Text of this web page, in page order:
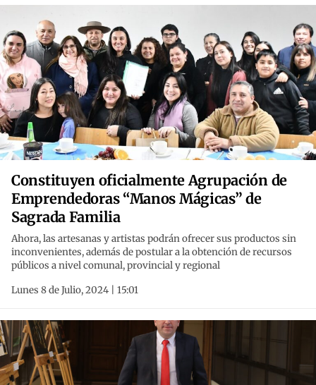
Constituyen oficialmente Agrupación de
Emprendedoras “Manos Mágicas” de
Sagrada Familia
Ahora, las artesanas y artistas podrán ofrecer sus productos sin
inconvenientes, además de postular a la obtención de recursos
públicos a nivel comunal, provincial y regional
Lunes 8 de Julio, 2024 | 15:01